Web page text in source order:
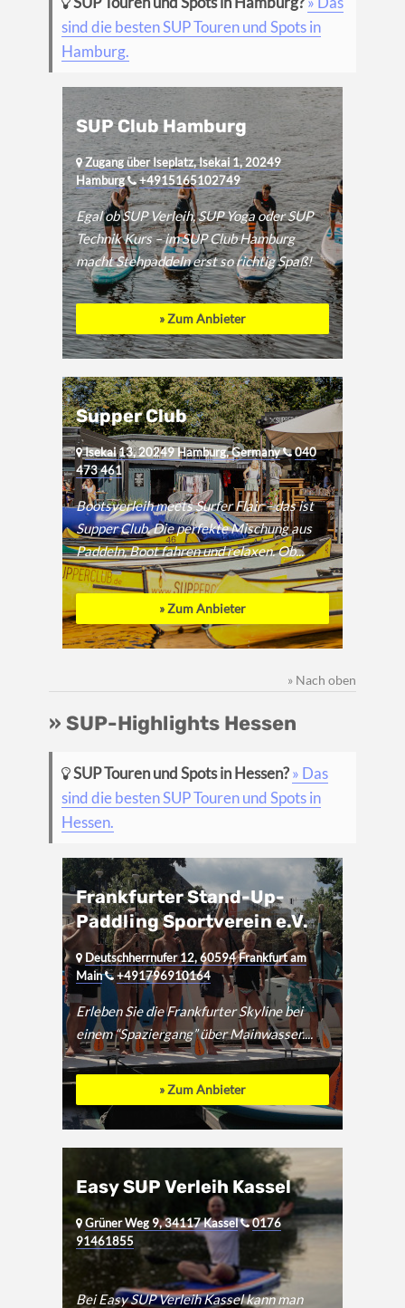
sind die besten SUP Touren und Spots in
Hamburg.
SUP Club Hamburg
Zugang über Iseplatz, Isekai 1, 20249
Hamburg
+4915165102749
Egal ob SUP Verleih, SUP Yoga oder SUP
Technik Kurs – im SUP Club Hamburg
macht Stehpaddeln erst so richtig Spaß!
» Zum Anbieter
Supper Club
Isekai 13, 20249 Hamburg, Germany
040
473 461
Bootsverleih meets Surfer Flair – das ist
Supper Club. Die perfekte Mischung aus
Paddeln, Boot fahren und relaxen. Ob...
» Zum Anbieter
» Nach oben
» SUP-Highlights Hessen
SUP Touren und Spots in Hessen?» Das
sind die besten SUP Touren und Spots in
Hessen.
Frankfurter Stand-Up-
Paddling Sportverein e.V.
Deutschherrnufer 12, 60594 Frankfurt am
Main
+491796910164
Erleben Sie die Frankfurter Skyline bei
einem “Spaziergang” über Mainwasser....
» Zum Anbieter
Easy SUP Verleih Kassel
Grüner Weg 9, 34117 Kassel
0176
91461855
Bei Easy SUP Verleih Kassel kann man